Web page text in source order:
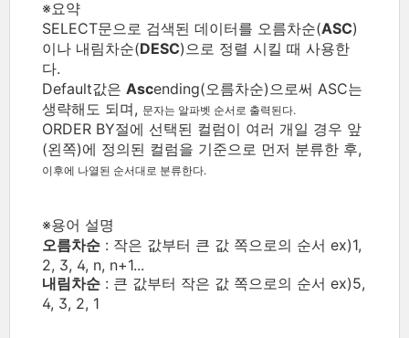
※요약
SELECT문으로 검색된 데이터를 오름차순(ASC)
이나 내림차순(DESC)으로 정렬 시킬 때 사용한
다.
Default값은 Ascending(오름차순)으로써 ASC는
생략해도 되며, 문자는 알파벳 순서로 출력된다.
ORDER BY절에 선택된 컬럼이 여러 개일 경우 앞
(왼쪽)에 정의된 컬럼을 기준으로 먼저 분류한 후,
이후에 나열된 순서대로 분류한다.
※용어 설명
오름차순 : 작은 값부터 큰 값 쪽으로의 순서 ex)1,
2, 3, 4, n, n+1...
내림차순 : 큰 값부터 작은 값 쪽으로의 순서 ex)5,
4, 3, 2, 1